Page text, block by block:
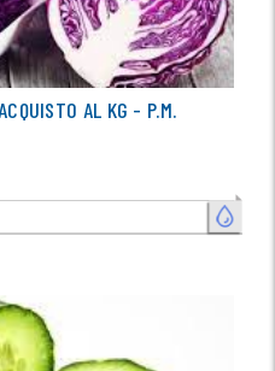
FRESCO
AL KG - P.M.